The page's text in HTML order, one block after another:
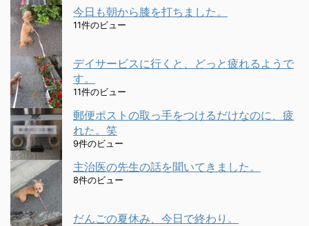
今日も朝から膝を打ちました。
11件のビュー
デイサービスに行くと、どっと疲れるようで
す。
11件のビュー
郵便ポストの取っ手をつけるだけなのに、疲
れた。笑
9件のビュー
主治医の先生の話を聞いてきました。
8件のビュー
だんごの夏休み、今日で終わり。